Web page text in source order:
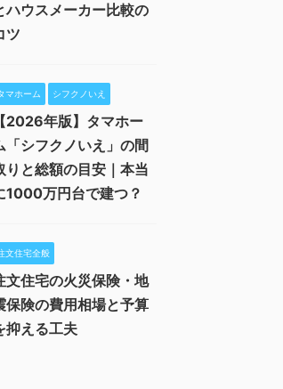
ハウスメーカー比較の
ツ
マホーム シフクノいえ
【2026年版】タマホー
「シフクノいえ」の間
りと総額の目安｜本当
1000万円台で建つ？
文住宅全般
文住宅の火災保険・地
保険の費用相場と予算
抑える工夫